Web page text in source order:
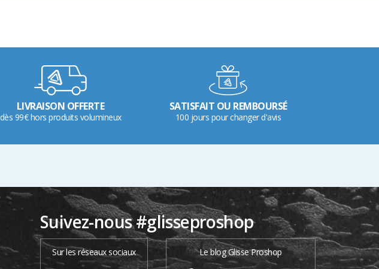
LIVRAISON OFFERTE
dès 99€ hors produits volumineux
SATISFAIT OU REMBOURSÉ
100 jours pour changer d'avis
Suivez-nous #glisseproshop
Sur les réseaux sociaux Le blog Glisse Proshop